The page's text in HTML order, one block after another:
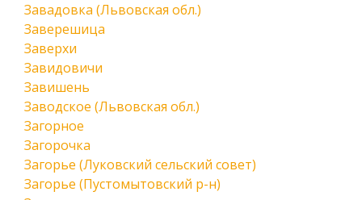
Завадовка (Львовская обл.)
Заверешица
Заверхи
Завидовичи
Завишень
Заводское (Львовская обл.)
Загорное
Загорочка
Загорье (Луковский сельский совет)
Загорье (Пустомытовский р-н)